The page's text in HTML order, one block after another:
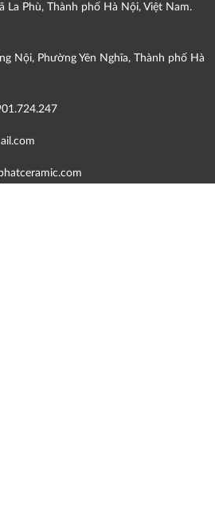
La Phù, Thành phố Hà Nội, Việt Nam.
Nội, Phường Yên Nghĩa, Thành phố Hà